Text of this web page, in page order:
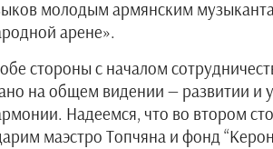
молодым армянским
арене».
стороны с началом
на общем видении — развитии и
Надеемся, что во втором
маэстро Топчяна и фонд